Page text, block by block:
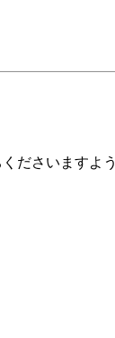
ださいますよう